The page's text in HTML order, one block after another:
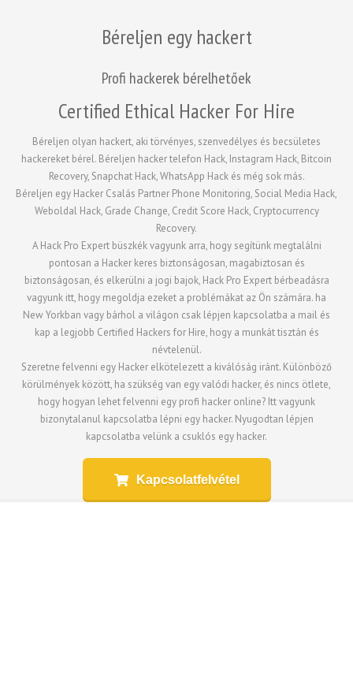
Béreljen egy hackert
Profi hackerek bérelhetőek
Certified Ethical Hacker For Hire
Béreljen olyan hackert, aki törvényes, szenvedélyes és becsületes
hackereket bérel. Béreljen hacker telefon Hack, Instagram Hack, Bitcoin
Recovery, Snapchat Hack, WhatsApp Hack és még sok más.
Béreljen egy Hacker Csalás Partner Phone Monitoring, Social Media Hack,
Weboldal Hack, Grade Change, Credit Score Hack, Cryptocurrency
Recovery.
A Hack Pro Expert büszkék vagyunk arra, hogy segítünk megtalálni
pontosan a Hacker keres biztonságosan, magabiztosan és
biztonságosan, és elkerülni a jogi bajok, Hack Pro Expert bérbeadásra
vagyunk itt, hogy megoldja ezeket a problémákat az Ön számára. ha
New Yorkban vagy bárhol a világon csak lépjen kapcsolatba a mail és
kap a legjobb Certified Hackers for Hire, hogy a munkát tisztán és
névtelenül.
Szeretne felvenni egy Hacker elkötelezett a kiválóság iránt. Különböző
körülmények között, ha szükség van egy valódi hacker, és nincs ötlete,
hogy hogyan lehet felvenni egy profi hacker online? Itt vagyunk
bizonytalanul kapcsolatba lépni egy hacker. Nyugodtan lépjen
kapcsolatba velünk a csuklós egy hacker.
Kapcsolatfelvétel